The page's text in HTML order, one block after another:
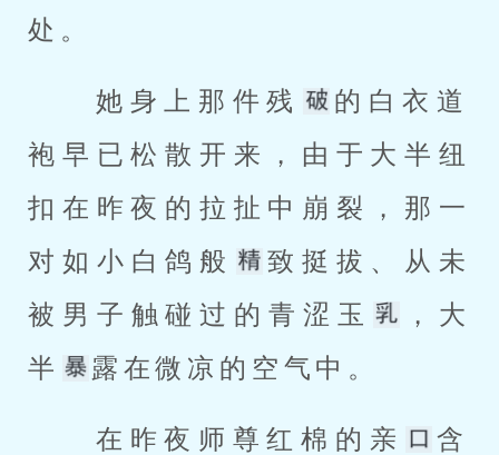
处。
她身上那件残
的白衣道
袍早已松散开来，由于大半纽
扣在昨夜的拉扯中崩裂，那一
对如小白鸽般
致挺拔、从未
被男子触碰过的青涩玉
，大
半
露在微凉的空气中。
在昨夜师尊红棉的亲
含